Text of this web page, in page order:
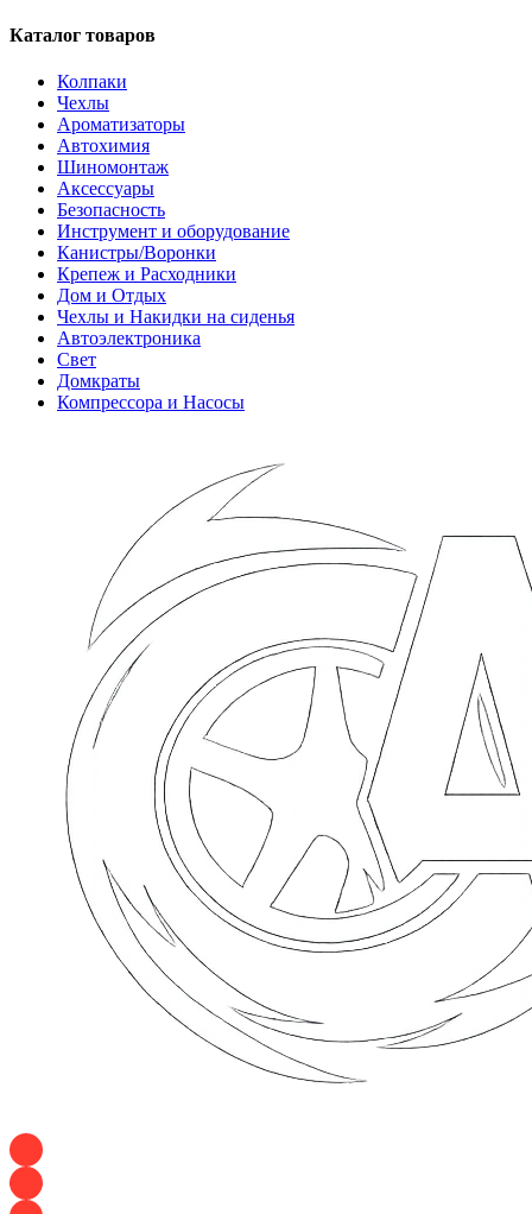
Каталог товаров
Колпаки
Чехлы
Ароматизаторы
Автохимия
Шиномонтаж
Аксессуары
Безопасность
Инструмент и оборудование
Канистры/Воронки
Крепеж и Расходники
Дом и Отдых
Чехлы и Накидки на сиденья
Автоэлектроника
Свет
Домкраты
Компрессора и Насосы